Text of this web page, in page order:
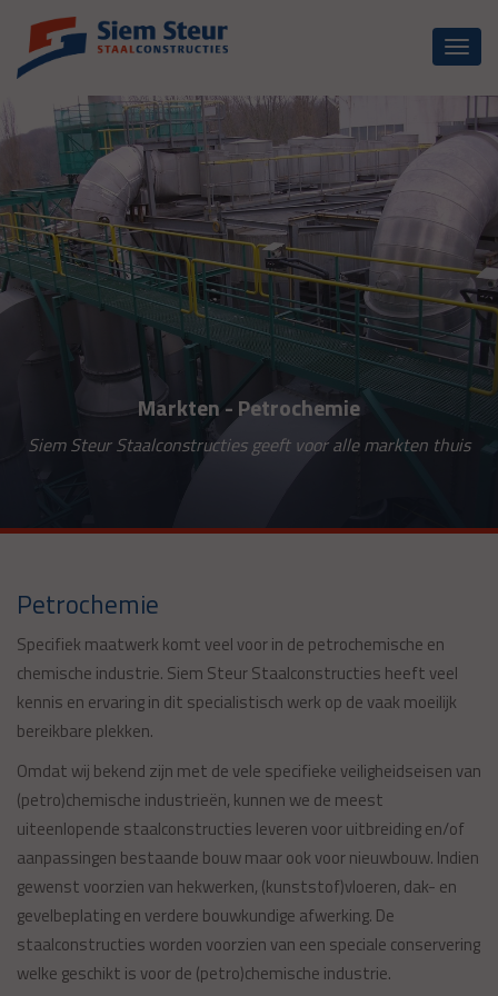
Toggle
Markten - Petrochemie
Siem Steur Staalconstructies geeft voor alle markten thuis
Petrochemie
Specifiek maatwerk komt veel voor in de petrochemische en
chemische industrie. Siem Steur Staalconstructies heeft veel
kennis en ervaring in dit specialistisch werk op de vaak moeilijk
bereikbare plekken.
Omdat wij bekend zijn met de vele specifieke veiligheidseisen van
(petro)chemische industrieën, kunnen we de meest
uiteenlopende staalconstructies leveren voor uitbreiding en/of
aanpassingen bestaande bouw maar ook voor nieuwbouw. Indien
gewenst voorzien van hekwerken, (kunststof)vloeren, dak- en
gevelbeplating en verdere bouwkundige afwerking. De
staalconstructies worden voorzien van een speciale conservering
welke geschikt is voor de (petro)chemische industrie.